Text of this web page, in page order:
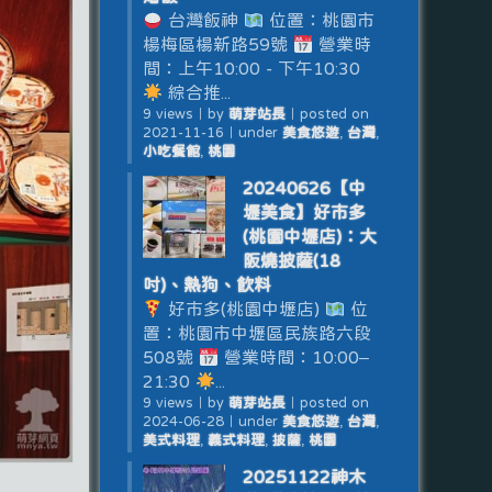
台灣飯神
位置：桃園市
楊梅區楊新路59號
營業時
間：上午10:00 - 下午10:30
綜合推...
9 views by 萌芽站長｜ posted on
2021-11-16
under 美食悠遊, 台灣,
小吃餐館, 桃園
20240626【中
壢美食】好市多
(桃園中壢店)：大
阪燒披薩(18
吋)、熱狗、飲料
好市多(桃園中壢店)
位
置：桃園市中壢區民族路六段
508號
營業時間：10:00–
21:30
9 views by 萌芽站長｜ posted on
2024-06-28｜ under 美食悠遊, 台灣,
美式料理, 義式料理, 披薩, 桃園
20251122神木